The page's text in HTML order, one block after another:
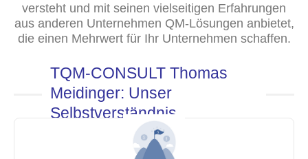
versteht und mit seinen vielseitigen Erfahrungen
aus anderen Unternehmen QM-Lösungen anbietet,
die einen Mehrwert für Ihr Unternehmen schaffen.
TQM-CONSULT Thomas
Meidinger: Unser
Selbstverständnis